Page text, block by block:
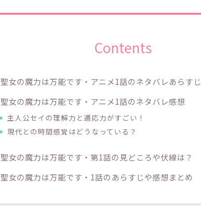
Contents
聖女の魔力は万能です・アニメ1話のネタバレあらすじ
聖女の魔力は万能です・アニメ1話のネタバレ感想
主人公セイの理解力と適応力がすごい！
現代との時間感覚はどうなっている？
聖女の魔力は万能です・第1話の見どころや伏線は？
聖女の魔力は万能です・1話のあらすじや感想まとめ